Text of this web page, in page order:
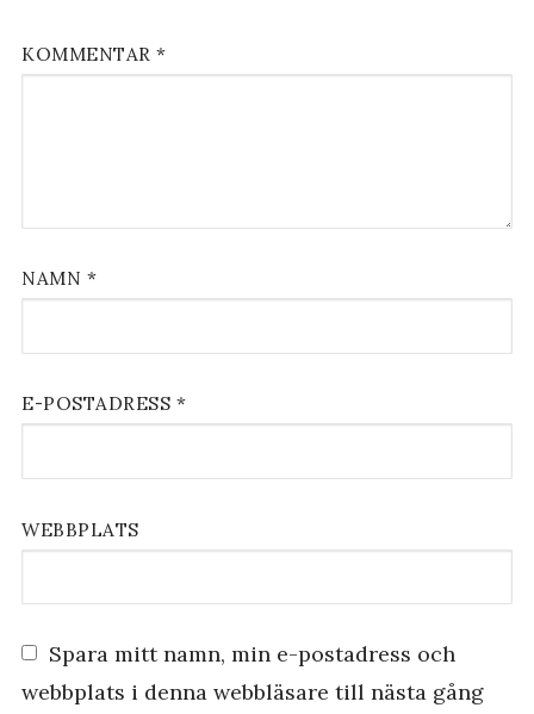
KOMMENTAR *
NAMN *
E-POSTADRESS *
WEBBPLATS
Spara mitt namn, min e-postadress och
webbplats i denna webbläsare till nästa gång